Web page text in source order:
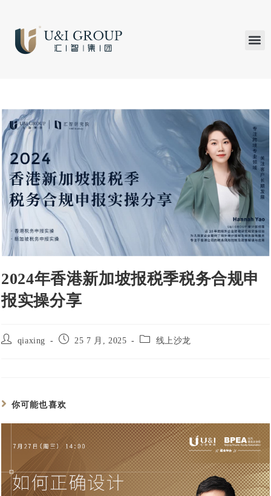
2024年香港新加坡报税季税务合规申
报实操分享
qiaxing 25 7 月, 2025 线上沙龙
你可能也喜欢